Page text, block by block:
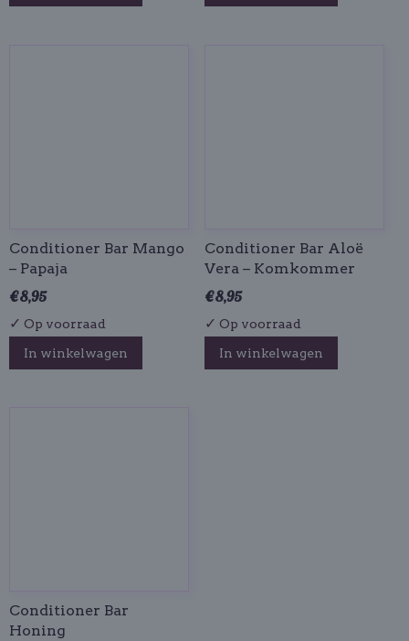
Conditioner Bar Mango
– Papaja
€ 8,95
✓ Op voorraad
In winkelwagen
Conditioner Bar Aloë
Vera – Komkommer
€ 8,95
✓ Op voorraad
In winkelwagen
Conditioner Bar
Honing